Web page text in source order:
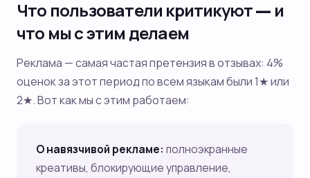
Что пользователи критикуют — и
что мы с этим делаем
Реклама — самая частая претензия в отзывах: 4%
оценок за этот период по всем языкам были 1★ или
2★. Вот как мы с этим работаем:
О навязчивой рекламе: полноэкранные
креативы, блокирующие управление,